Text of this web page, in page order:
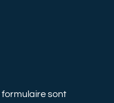
formulaire sont